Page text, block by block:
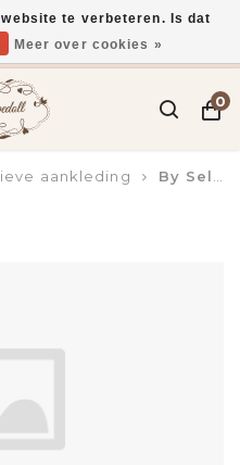
vandaag verzonden*
0
aankleding By Selina
te verbeteren. Is dat
Meer over cookies »